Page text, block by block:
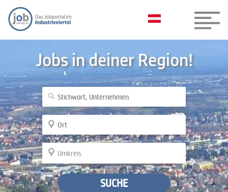
Jobs in deiner Region!
SUCHE